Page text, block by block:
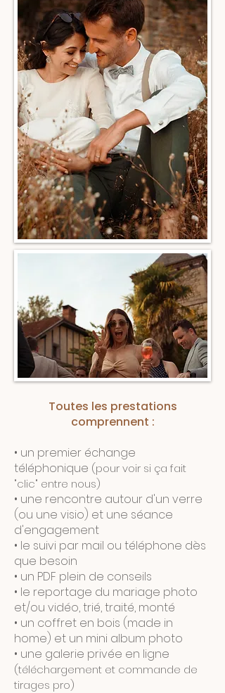
Toutes les prestations
comprennent :
• un premier échange
téléphonique (pour voir si ça fait
"clic" entre nous)
• une rencontre autour d'un verre
(ou une visio) et une séance
d'engagement
• le suivi par mail ou téléphone dès
que besoin
• un PDF plein de conseils
• le reportage du mariage photo
et/ou vidéo, trié, traité, monté
• un coffret en bois (made in
home) et un mini album photo
• une galerie privée en ligne
(téléchargement et commande de
tirages pro)